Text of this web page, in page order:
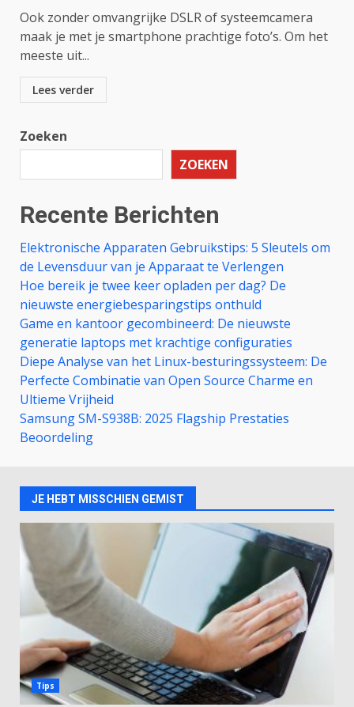
Ook zonder omvangrijke DSLR of systeemcamera
maak je met je smartphone prachtige foto’s. Om het
meeste uit...
Lees verder
Zoeken
ZOEKEN
Recente Berichten
Elektronische Apparaten Gebruikstips: 5 Sleutels om
de Levensduur van je Apparaat te Verlengen
Hoe bereik je twee keer opladen per dag? De
nieuwste energiebesparingstips onthuld
Game en kantoor gecombineerd: De nieuwste
generatie laptops met krachtige configuraties
Diepe Analyse van het Linux-besturingssysteem: De
Perfecte Combinatie van Open Source Charme en
Ultieme Vrijheid
Samsung SM-S938B: 2025 Flagship Prestaties
Beoordeling
JE HEBT MISSCHIEN GEMIST
Tips